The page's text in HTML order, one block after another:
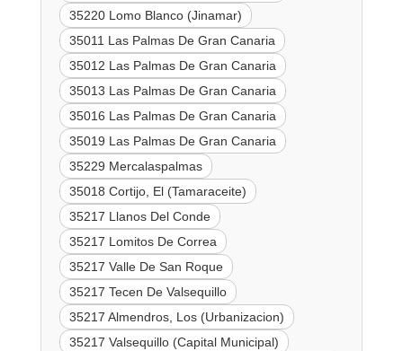
35220 Lomo Blanco (Jinamar)
35011 Las Palmas De Gran Canaria
35012 Las Palmas De Gran Canaria
35013 Las Palmas De Gran Canaria
35016 Las Palmas De Gran Canaria
35019 Las Palmas De Gran Canaria
35229 Mercalaspalmas
35018 Cortijo, El (Tamaraceite)
35217 Llanos Del Conde
35217 Lomitos De Correa
35217 Valle De San Roque
35217 Tecen De Valsequillo
35217 Almendros, Los (Urbanizacion)
35217 Valsequillo (Capital Municipal)